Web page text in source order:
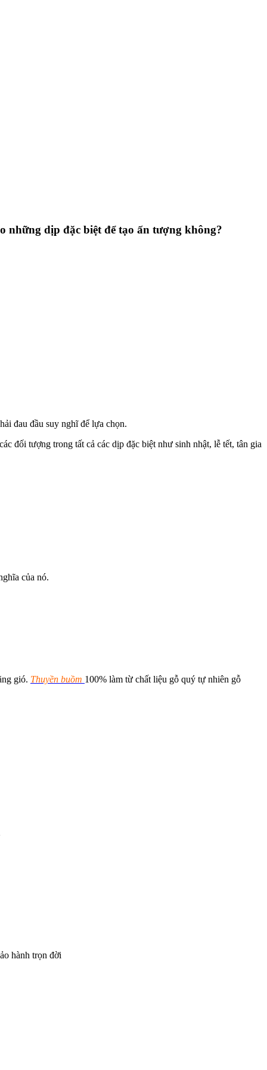
những dịp đặc biệt để tạo ấn tượng không?
đau đầu suy nghĩ để lựa chọn.
đối tượng trong tất cả các dịp đặc biệt như sinh nhật, lễ tết, tân gia
của nó.
gió. Thuyền buồm 100% làm từ chất liệu gỗ quý tự nhiên gỗ
hành trọn đời